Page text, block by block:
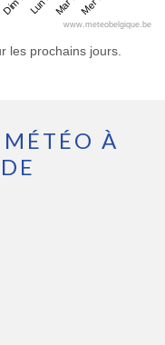
www.meteobelgique.be
les prochains jours.
À